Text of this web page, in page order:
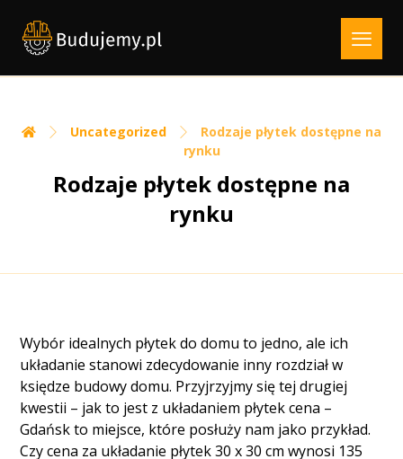
Uncategorized
Rodzaje płytek dostępne na
rynku
Rodzaje płytek dostępne na
rynku
Wybór idealnych płytek do domu to jedno, ale ich
układanie stanowi zdecydowanie inny rozdział w
księdze budowy domu. Przyjrzyjmy się tej drugiej
kwestii – jak to jest z układaniem płytek cena –
Gdańsk to miejsce, które posłuży nam jako przykład.
Czy cena za układanie płytek 30 x 30 cm wynosi 135